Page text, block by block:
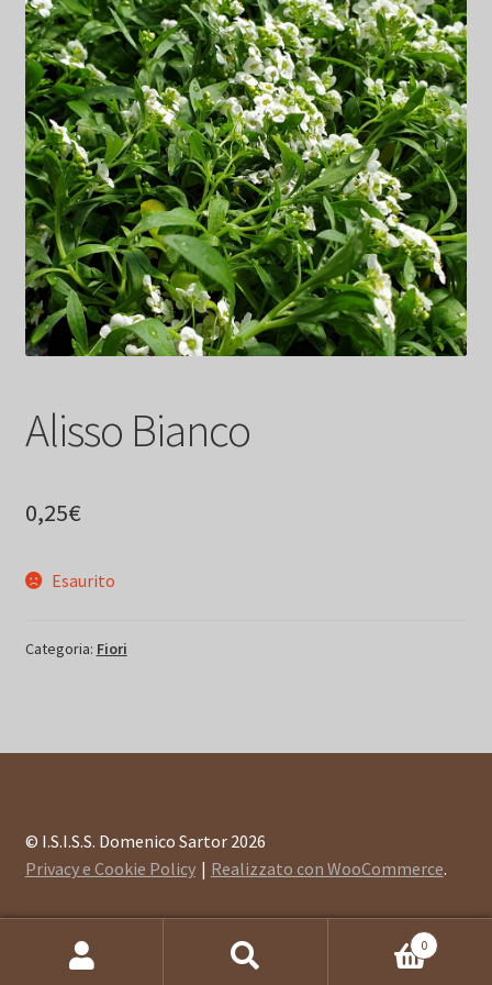
Alisso Bianco
0,25€
Esaurito
Categoria: Fiori
© I.S.I.S.S. Domenico Sartor 2026
Privacy e Cookie Policy
Realizzato con WooCommerce.
0